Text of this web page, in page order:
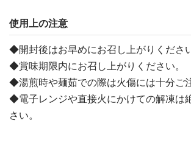
使用上の注意
◆開封後はお早めにお召し上がりくださ
◆賞味期限内にお召し上がりください。
◆湯煎時や麺茹での際は火傷には十分ご
◆電子レンジや直接火にかけての解凍は
さい。